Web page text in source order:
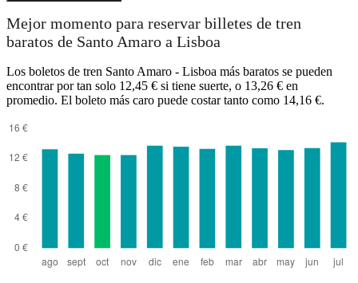
Santo Amaro
Mejor momento para reservar billetes de tren
baratos de Santo Amaro a Lisboa
Los boletos de tren Santo Amaro - Lisboa más baratos se pueden
encontrar por tan solo 12,45 € si tiene suerte, o 13,26 € en
promedio. El boleto más caro puede costar tanto como 14,16 €.